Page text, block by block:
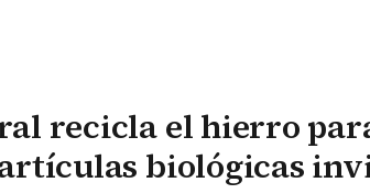
recicla el hierro
biológicas